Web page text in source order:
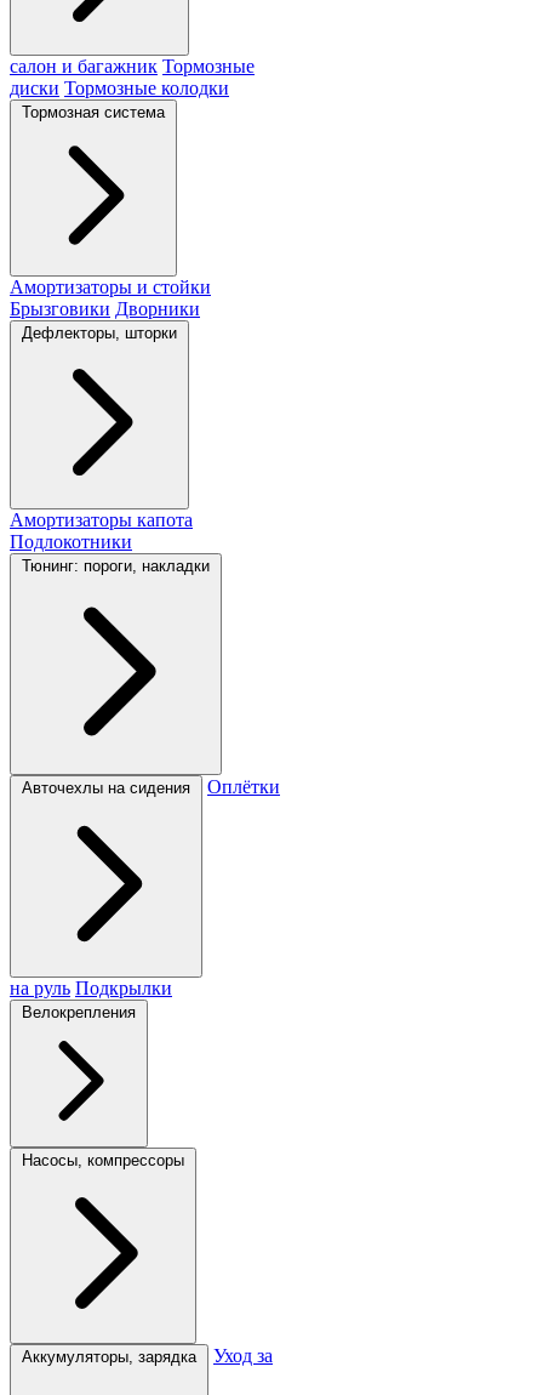
салон и багажник Тормозные
диски Тормозные колодки
Тормозная система
Амортизаторы и стойки
Брызговики Дворники
Дефлекторы, шторки
Амортизаторы капота
Подлокотники
Тюнинг: пороги, накладки
Авточехлы на сидения Оплётки
на руль Подкрылки
Велокрепления
Насосы, компрессоры
Аккумуляторы, зарядка Уход за